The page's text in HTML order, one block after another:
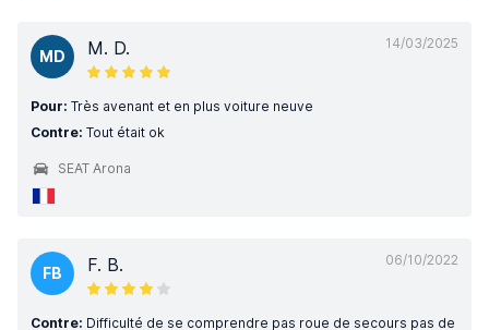
14/03/2025
MD M. D.
Pour: Très avenant et en plus voiture neuve
Contre: Tout était ok
SEAT Arona
06/10/2022
FB F. B.
Contre: Difficulté de se comprendre pas roue de secours pas de